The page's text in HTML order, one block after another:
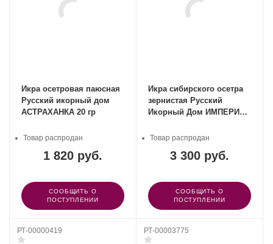
Икра осетровая паюсная
Русский икорный дом
АСТРАХАНКА 20 гр
1 820 руб.
Товар распродан
СООБЩИТЬ О
ПОСТУПЛЕНИИ
Икра сибирского осетра
зернистая Русский
Икорный Дом ИМПЕРИАЛ
3 300 руб.
Товар распродан
СООБЩИТЬ О
ПОСТУПЛЕНИИ
РТ-00000419 РТ-00003775